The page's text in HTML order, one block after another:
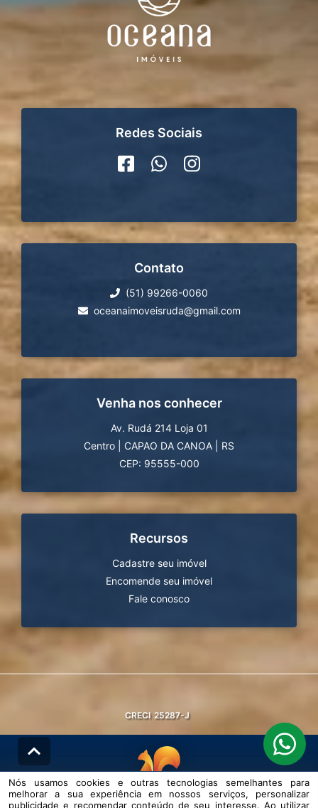
Redes Sociais
Contato
(51) 99266-0060
oceanaimoveisruda@gmail.com
Venha nos conhecer
Av. Rudá 214 Loja 01
Centro
CAPAO DA CANOA
RS
CEP: 95555-000
Recursos
Cadastre seu imóvel
Encomende seu imóvel
Fale conosco
CRECI 25287-J
© DESENVOLVIDO PELAAGIL.NET
Nós usamos cookies e outras tecnologias semelhantes para
melhorar a sua experiência em nossos serviços, personalizar
publicidade e recomendar conteúdo de seu interesse. Ao utilizar